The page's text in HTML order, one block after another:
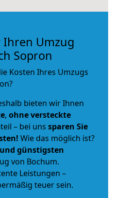
Ihren Umzug
Sopron
Kosten Ihres Umzugs
bieten wir Ihnen
, ohne versteckte
– bei uns sparen Sie
Wie das möglich ist?
günstigsten
von Bochum.
Leistungen –
teuer sein.